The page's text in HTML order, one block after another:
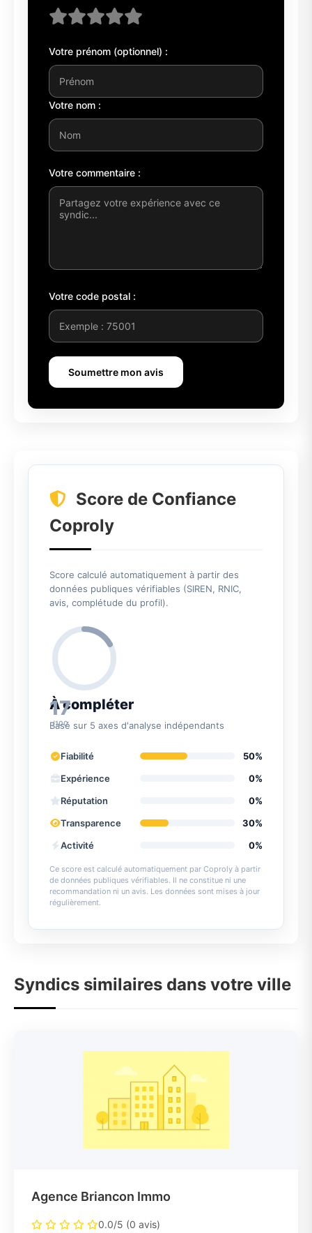
Votre prénom (optionnel) :
Votre nom :
Votre commentaire :
Votre code postal :
Soumettre mon avis
Score de Confiance
Coproly
Score calculé automatiquement à partir des
données publiques vérifiables (SIREN, RNIC,
avis, complétude du profil).
17
/100
À compléter
Basé sur 5 axes d'analyse indépendants
Fiabilité
50%
Expérience
0%
Réputation
0%
Transparence
30%
Activité
0%
Ce score est calculé automatiquement par Coproly à partir
de données publiques vérifiables. Il ne constitue ni une
recommandation ni un avis. Les données sont mises à jour
régulièrement.
Syndics similaires dans votre ville
Agence Briancon Immo
0.0/5 (0 avis)